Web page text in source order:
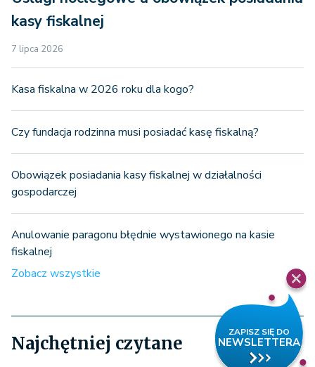
kasy fiskalnej
7 lipca 2026
Kasa fiskalna w 2026 roku dla kogo?
Czy fundacja rodzinna musi posiadać kasę fiskalną?
Obowiązek posiadania kasy fiskalnej w działalności
gospodarczej
Anulowanie paragonu błędnie wystawionego na kasie
fiskalnej
Zobacz wszystkie
Najchętniej czytane